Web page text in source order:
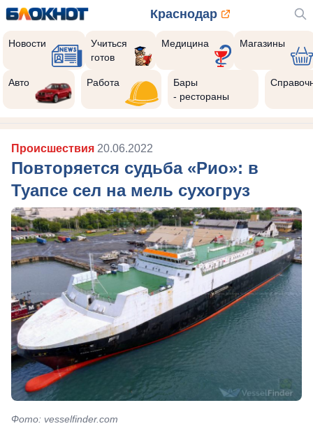
Краснодар
Новости
Учиться
готов
Медицина Магазины
Авто Работа
Бары
- рестораны
Происшествия 20.06.2022
Повторяется судьба «Рио»: в
Туапсе сел на мель сухогруз
Фото: vesselfinder.com
Реклама закроется через: